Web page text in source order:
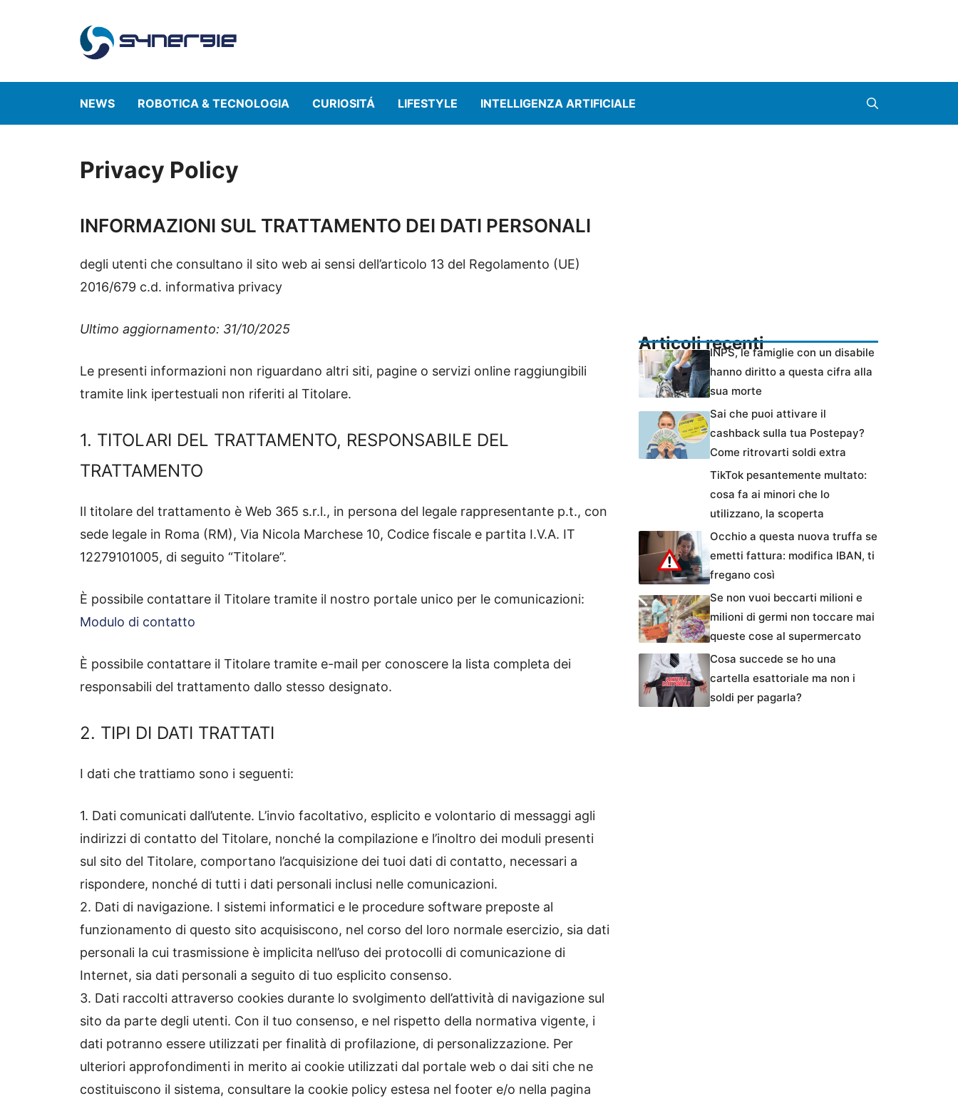
NEWS ROBOTICA & TECNOLOGIA CURIOSITÁ LIFESTYLE INTELLIGENZA ARTIFICIALE
Privacy Policy
INFORMAZIONI SUL TRATTAMENTO DEI DATI PERSONALI
degli utenti che consultano il sito web ai sensi dell’articolo 13 del Regolamento (UE)
2016/679 c.d. informativa privacy
Ultimo aggiornamento: 31/10/2025
Le presenti informazioni non riguardano altri siti, pagine o servizi online raggiungibili
tramite link ipertestuali non riferiti al Titolare.
1. TITOLARI DEL TRATTAMENTO, RESPONSABILE DEL
TRATTAMENTO
Il titolare del trattamento è Web 365 s.r.l., in persona del legale rappresentante p.t., con
sede legale in Roma (RM), Via Nicola Marchese 10, Codice fiscale e partita I.V.A. IT
12279101005, di seguito “Titolare”.
È possibile contattare il Titolare tramite il nostro portale unico per le comunicazioni:
Modulo di contatto
È possibile contattare il Titolare tramite e-mail per conoscere la lista completa dei
responsabili del trattamento dallo stesso designato.
2. TIPI DI DATI TRATTATI
I dati che trattiamo sono i seguenti:
1. Dati comunicati dall’utente. L’invio facoltativo, esplicito e volontario di messaggi agli
indirizzi di contatto del Titolare, nonché la compilazione e l’inoltro dei moduli presenti
sul sito del Titolare, comportano l’acquisizione dei tuoi dati di contatto, necessari a
rispondere, nonché di tutti i dati personali inclusi nelle comunicazioni.
2. Dati di navigazione. I sistemi informatici e le procedure software preposte al
funzionamento di questo sito acquisiscono, nel corso del loro normale esercizio, sia dati
personali la cui trasmissione è implicita nell’uso dei protocolli di comunicazione di
Internet, sia dati personali a seguito di tuo esplicito consenso.
3. Dati raccolti attraverso cookies durante lo svolgimento dell’attività di navigazione sul
sito da parte degli utenti. Con il tuo consenso, e nel rispetto della normativa vigente, i
dati potranno essere utilizzati per finalità di profilazione, di personalizzazione. Per
ulteriori approfondimenti in merito ai cookie utilizzati dal portale web o dai siti che ne
costituiscono il sistema, consultare la cookie policy estesa nel footer e/o nella pagina
Articoli recentiINPS, le famiglie con un disabile
hanno diritto a questa cifra alla
sua morte
Sai che puoi attivare il
cashback sulla tua Postepay?
Come ritrovarti soldi extra
TikTok pesantemente multato:
cosa fa ai minori che lo
utilizzano, la scoperta
Occhio a questa nuova truffa se
emetti fattura: modifica IBAN, ti
fregano così
Se non vuoi beccarti milioni e
milioni di germi non toccare mai
queste cose al supermercato
Cosa succede se ho una
cartella esattoriale ma non i
soldi per pagarla?